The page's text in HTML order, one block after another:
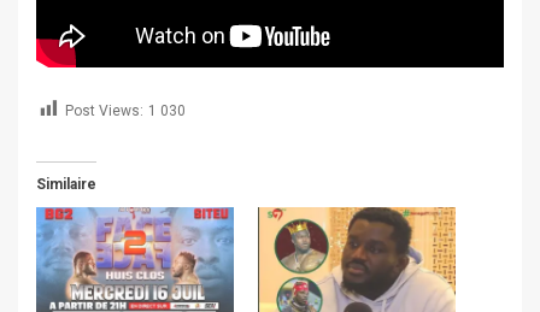
Post Views: 1 030
Similaire